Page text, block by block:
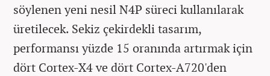
söylenen yeni nesil N4P süreci kullanılarak
üretilecek. Sekiz çekirdekli tasarım,
performansı yüzde 15 oranında artırmak için
dört Cortex-X4 ve dört Cortex-A720'den